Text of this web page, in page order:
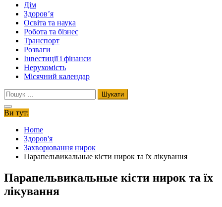
Дім
Здоров’я
Освіта та наука
Робота та бізнес
Транспорт
Розваги
Інвестиції і фінанси
Нерухомість
Місячний календар
Пошук:
Ви тут:
Home
Здоров'я
Захворювання нирок
Парапельвикальные кісти нирок та їх лікування
Парапельвикальные кісти нирок та їх
лікування